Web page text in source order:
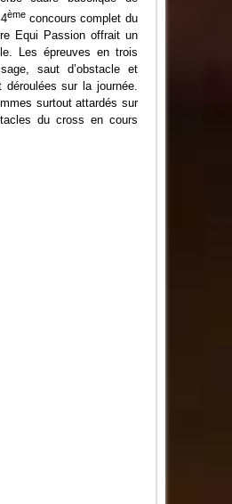
de
èmeconcours complet du
Equi Passion offrait un
Les épreuves en trois
saut d’obstacle et
sur la journée.
surtout attardés sur
du cross en cours